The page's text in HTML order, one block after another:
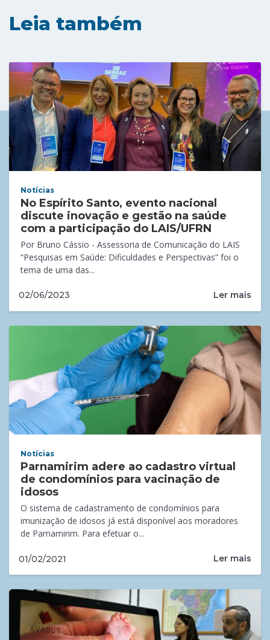
Leia também
Notícias
No Espírito Santo, evento nacional
discute inovação e gestão na saúde
com a participação do LAIS/UFRN
Por Bruno Cássio - Assessoria de Comunicação do LAIS
“Pesquisas em Saúde: Dificuldades e Perspectivas” foi o
tema de uma das...
02/06/2023 Ler mais
Notícias
Parnamirim adere ao cadastro virtual
de condomínios para vacinação de
idosos
O sistema de cadastramento de condomínios para
imunização de idosos já está disponível aos moradores
de Parnamirim. Para efetuar o...
01/02/2021 Ler mais